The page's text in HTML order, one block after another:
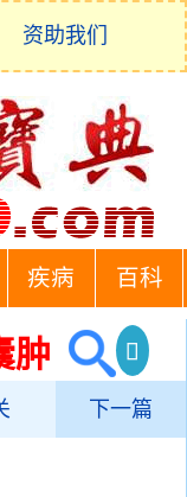
资助我们
疾病 百科
肿
下一篇